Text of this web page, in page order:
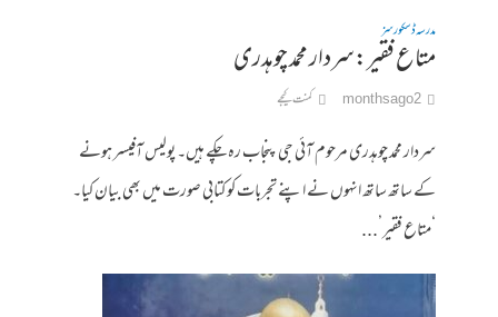
مدرسہ ڈسکورسز
متاع فقیر:سردار محمد چوہدری
2 months ago کمنت کیجے
سردار محمد چوہدری مرحوم آئی جی پنجاب رہ چکے ہیں۔ پولیس آفیسر ہونے
کے ساتھ ساتھ انہوں نے اپنے تجربات کو کتابی صورت میں بھی بیان کیا۔
‘متاع فقیر’...